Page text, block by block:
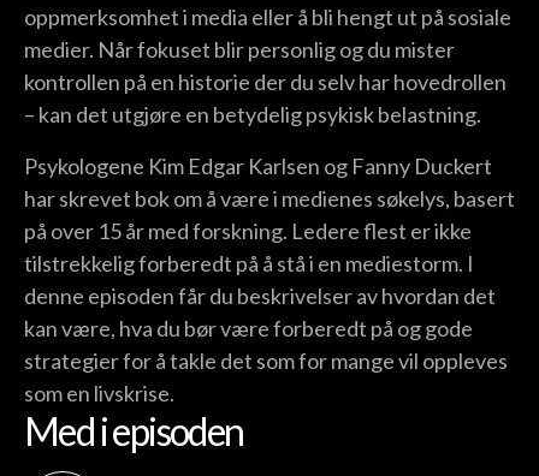
oppmerksomhet i media eller å bli hengt ut på sosiale
medier. Når fokuset blir personlig og du mister
kontrollen på en historie der du selv har hovedrollen
– kan det utgjøre en betydelig psykisk belastning.
Psykologene Kim Edgar Karlsen og Fanny Duckert
har skrevet bok om å være i medienes søkelys, basert
på over 15 år med forskning. Ledere flest er ikke
tilstrekkelig forberedt på å stå i en mediestorm. I
denne episoden får du beskrivelser av hvordan det
kan være, hva du bør være forberedt på og gode
strategier for å takle det som for mange vil oppleves
som en livskrise.
Med i episoden